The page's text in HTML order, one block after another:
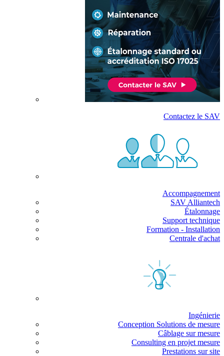
Contactez le SAV
Accompagnement
SAV Alliantech
Étalonnage
Support technique
Formation - Installation
Centrale d'achat
Ingénierie
Conception Solutions de mesure
Câblage sur mesure
Consulting en projet mesure
Prestations sur site